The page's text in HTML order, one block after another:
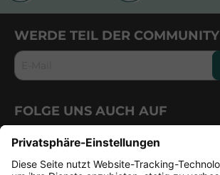
WERDE TEIL DER COMMUNITY
E-Mail
FOLGE UNS AUCH AUF
CUBE